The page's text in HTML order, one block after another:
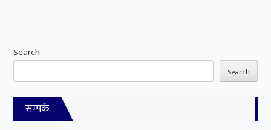
Search
Search
सम्पर्क